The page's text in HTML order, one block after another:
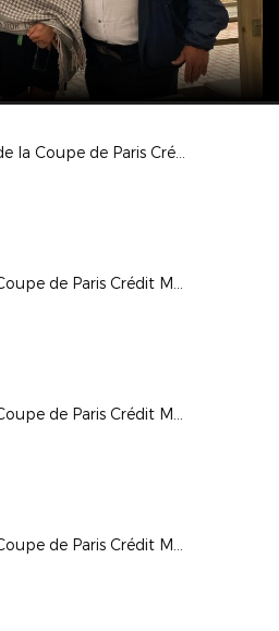
Finale de la Coupe de Paris Crédit Mutuel IDF CDM
Finale Coupe de Paris Crédit Mutuel IDF Foot Entreprise Samedi Après-Midi
Finale Coupe de Paris Crédit Mutuel IDF Anciens
Finale Coupe de Paris Crédit Mutuel IDF Critérium Samedi Après-Midi